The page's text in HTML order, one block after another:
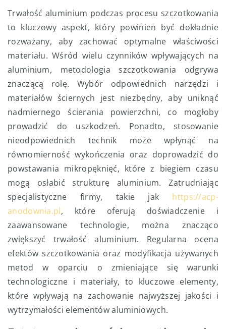
Trwałość aluminium podczas procesu szczotkowania
to kluczowy aspekt, który powinien być dokładnie
rozważany, aby zachować optymalne właściwości
materiału. Wśród wielu czynników wpływających na
aluminium, metodologia szczotkowania odgrywa
znaczącą rolę. Wybór odpowiednich narzędzi i
materiałów ściernych jest niezbędny, aby uniknąć
nadmiernego ścierania powierzchni, co mogłoby
prowadzić do uszkodzeń. Ponadto, stosowanie
nieodpowiednich technik może wpłynąć na
równomierność wykończenia oraz doprowadzić do
powstawania mikropęknięć, które z biegiem czasu
mogą osłabić strukturę aluminium. Zatrudniając
specjalistyczne firmy, takie jak https://acp-
anodownia.pl, które oferują doświadczenie i
zaawansowane technologie, można znacząco
zwiększyć trwałość aluminium. Regularna ocena
efektów szczotkowania oraz modyfikacja używanych
metod w oparciu o zmieniające się warunki
technologiczne i materiały, to kluczowe elementy,
które wpływają na zachowanie najwyższej jakości i
wytrzymałości elementów aluminiowych.